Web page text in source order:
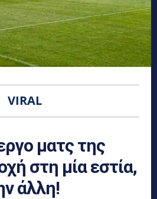
VIRAL
ματς της
στη μία εστία,
άλλη!